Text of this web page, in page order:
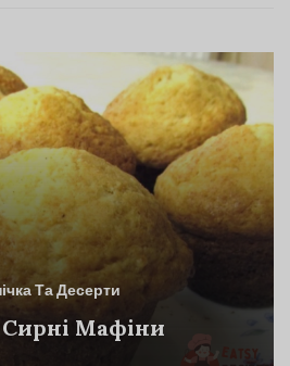
Та Десерти
Мафіни